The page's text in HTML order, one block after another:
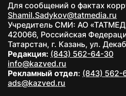
Для сообщений о фактах
Shamil.Sadykov@tatmedia.ru
Учредитель СМИ: АО
420066, Российская
Татарстан, г. Казань, ул.
Редакция: (843) 562-64-30
info@kazved.ru
Рекламный отдел: (843) 562-
ads@kazved.ru